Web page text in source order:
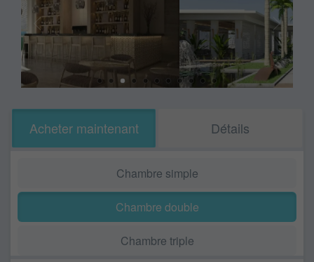
Acheter maintenant Détails
Chambre simple
Chambre double
Chambre triple